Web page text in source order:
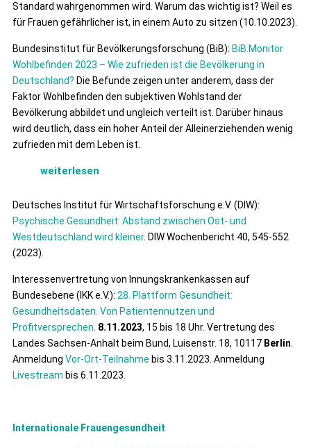
Standard wahrgenommen wird. Warum das wichtig ist? Weil es
für Frauen gefährlicher ist, in einem Auto zu sitzen (10.10.2023).
Bundesinstitut für Bevölkerungsforschung (BiB): BiB.Monitor
Wohlbefinden 2023 – Wie zufrieden ist die Bevölkerung in
Deutschland? Die Befunde zeigen unter anderem, dass der
Faktor Wohlbefinden den subjektiven Wohlstand der
Bevölkerung abbildet und ungleich verteilt ist. Darüber hinaus
wird deutlich, dass ein hoher Anteil der Alleinerziehenden wenig
zufrieden mit dem Leben ist.
weiterlesen
Deutsches Institut für Wirtschaftsforschung e.V. (DIW):
Psychische Gesundheit: Abstand zwischen Ost- und
Westdeutschland wird kleiner. DIW Wochenbericht 40, 545-552
(2023).
Interessenvertretung von Innungskrankenkassen auf
Bundesebene (IKK e.V.): 28. Plattform Gesundheit:
Gesundheitsdaten. Von Patientennutzen und
Profitversprechen 8.11.2023, 15 bis 18 Uhr. Vertretung des
Landes Sachsen-Anhalt beim Bund, Luisenstr. 18, 10117 Berlin
Anmeldung Vor-Ort-Teilnahme bis 3.11.2023. Anmeldung
Livestream bis 6.11.2023.
Internationale Frauengesundheit